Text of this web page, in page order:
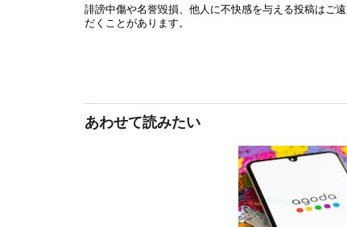
あわせて読みたい